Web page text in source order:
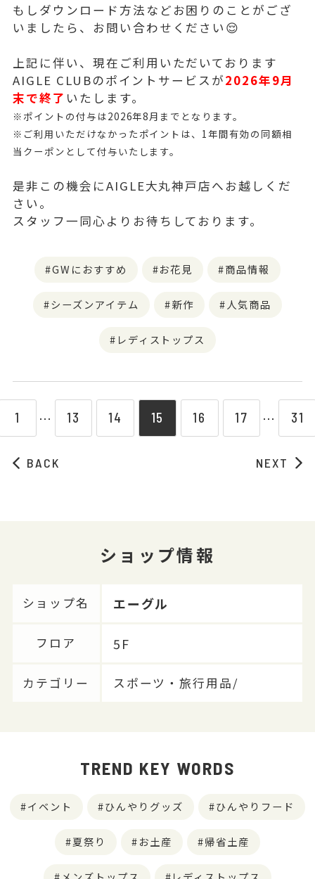
もしダウンロード方法などお困りのことがござ
いましたら、お問い合わせください😌
上記に伴い、現在ご利用いただいております
AIGLE CLUBのポイントサービスが2026年9月
末で終了 いたします。
※ポイントの付与は2026年8月までとなります。
※ご利用いただけなかったポイントは、1年間有効の同額相
当クーポンとして付与いたします。
是非この機会にAIGLE大丸神戸店へお越しくだ
さい。
スタッフ一同心よりお待ちしております。
GWにおすすめ お花見 商品情報
シーズンアイテム 新作 人気商品
レディストップス
BACK
1 ⋯ 13 14 15 16 17 ⋯ 31
NEXT
ショップ情報
ショップ名 エーグル
フロア 5F
カテゴリー スポーツ・旅行用品/
TREND KEY WORDS
イベント ひんやりグッズ ひんやりフード
夏祭り お土産 帰省土産